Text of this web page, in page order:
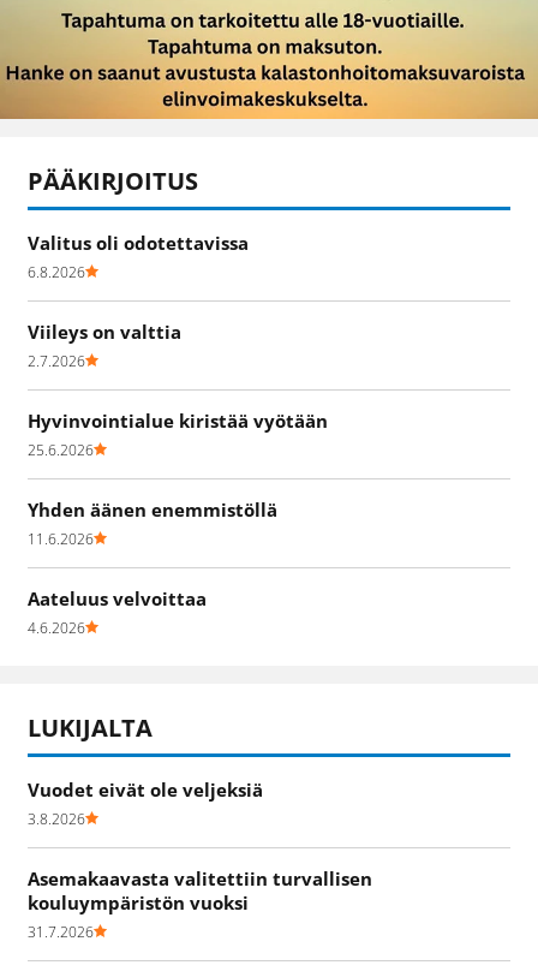
PÄÄKIRJOITUS
Valitus oli odotettavissa
6.8.2026
Viileys on valttia
2.7.2026
Hyvinvointialue kiristää vyötään
25.6.2026
Yhden äänen enemmistöllä
11.6.2026
Aateluus velvoittaa
4.6.2026
LUKIJALTA
Vuodet eivät ole veljeksiä
3.8.2026
Asemakaavasta valitettiin turvallisen
kouluympäristön vuoksi
31.7.2026